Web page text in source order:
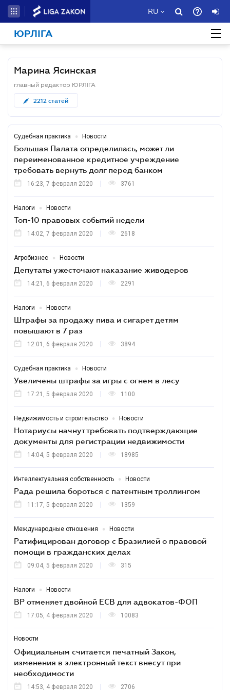
RU
ЮРЛІГА
Марина Ясинская
главный редактор ЮРЛІГА
2212 статей
Судебная практика • Новости
Большая Палата определилась, может ли
переименованное кредитное учреждение
требовать вернуть долг перед банком
16:23, 7 февраля 2020 3761
Налоги • Новости
Топ-10 правовых событий недели
14:02, 7 февраля 2020 2618
Агробизнес • Новости
Депутаты ужесточают наказание живодеров
14:21, 6 февраля 2020 2291
Налоги • Новости
Штрафы за продажу пива и сигарет детям
повышают в 7 раз
12:01, 6 февраля 2020 3894
Судебная практика • Новости
Увеличены штрафы за игры с огнем в лесу
17:21, 5 февраля 2020 1100
Недвижимость и строительство • Новости
Нотариусы начнут требовать подтверждающие
документы для регистрации недвижимости
14:04, 5 февраля 2020 18985
Интеллектуальная собственность • Новости
Рада решила бороться с патентным троллингом
11:17, 5 февраля 2020 1359
Международные отношения • Новости
Ратифицирован договор с Бразилией о правовой
помощи в гражданских делах
09:04, 5 февраля 2020 315
Налоги • Новости
ВР отменяет двойной ЕСВ для адвокатов-ФОП
17:05, 4 февраля 2020 10083
Новости
Официальным считается печатный Закон,
изменения в электронный текст внесут при
необходимости
14:53, 4 февраля 2020 2706